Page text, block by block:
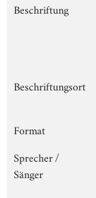
Beschriftung
Beschriftungsort
Format
Sprecher /
Sänger